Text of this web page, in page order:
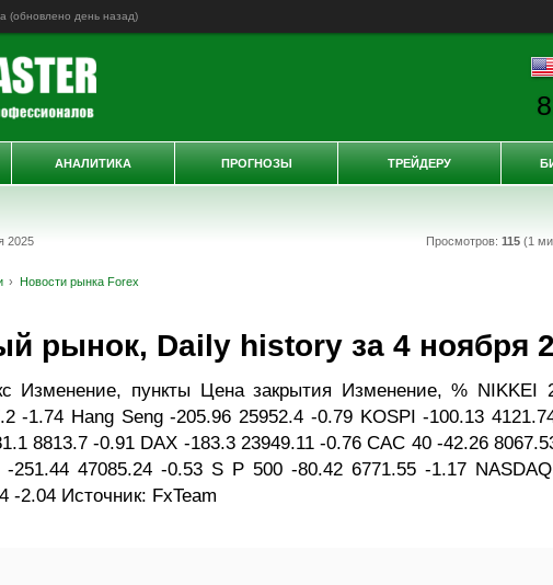
(обновлено день назад)
2025 Просмотров: 115(1
Новости рынка Forex
рынок, Daily history за 4 ноября
Изменение, пункты Цена закрытия Изменение, % NIKKEI
-1.74 Hang Seng -205.96 25952.4 -0.79 KOSPI -100.13
8813.7 -0.91 DAX -183.3 23949.11 -0.76 CAC 40 -42.26
-251.44 47085.24 -0.53 S P 500 -80.42 6771.55 -1.17
-2.04 Источник: FxTeam
АНАЛИТИКА ПРОГНОЗЫ ТРЕЙДЕРУ